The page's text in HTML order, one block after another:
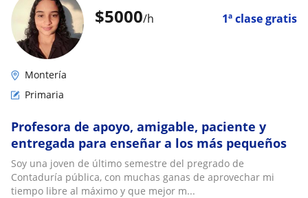
$5000/h 1ª clase gratis
Montería
Primaria
Profesora de apoyo, amigable, paciente y
entregada para enseñar a los más pequeños
Soy una joven de último semestre del pregrado de
Contaduría pública, con muchas ganas de aprovechar mi
tiempo libre al máximo y que mejor m...